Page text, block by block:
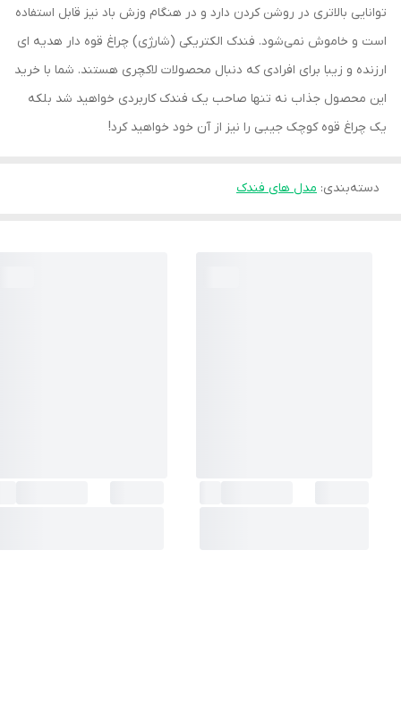
توانایی بالاتری در روشن کردن دارد و در هنگام وزش باد نیز قابل استفاده
است و خاموش نمی‌شود. فندک الکتریکی (شارژی) چراغ قوه دار هدیه ای
ارزنده و زیبا برای افرادی که دنبال محصولات لاکچری هستند. شما با خرید
این محصول جذاب نه تنها صاحب یک فندک کاربردی خواهید شد بلکه
یک چراغ قوه کوچک جیبی را نیز از آن خود خواهید کرد!
دسته‌بندی: مدل های فندک